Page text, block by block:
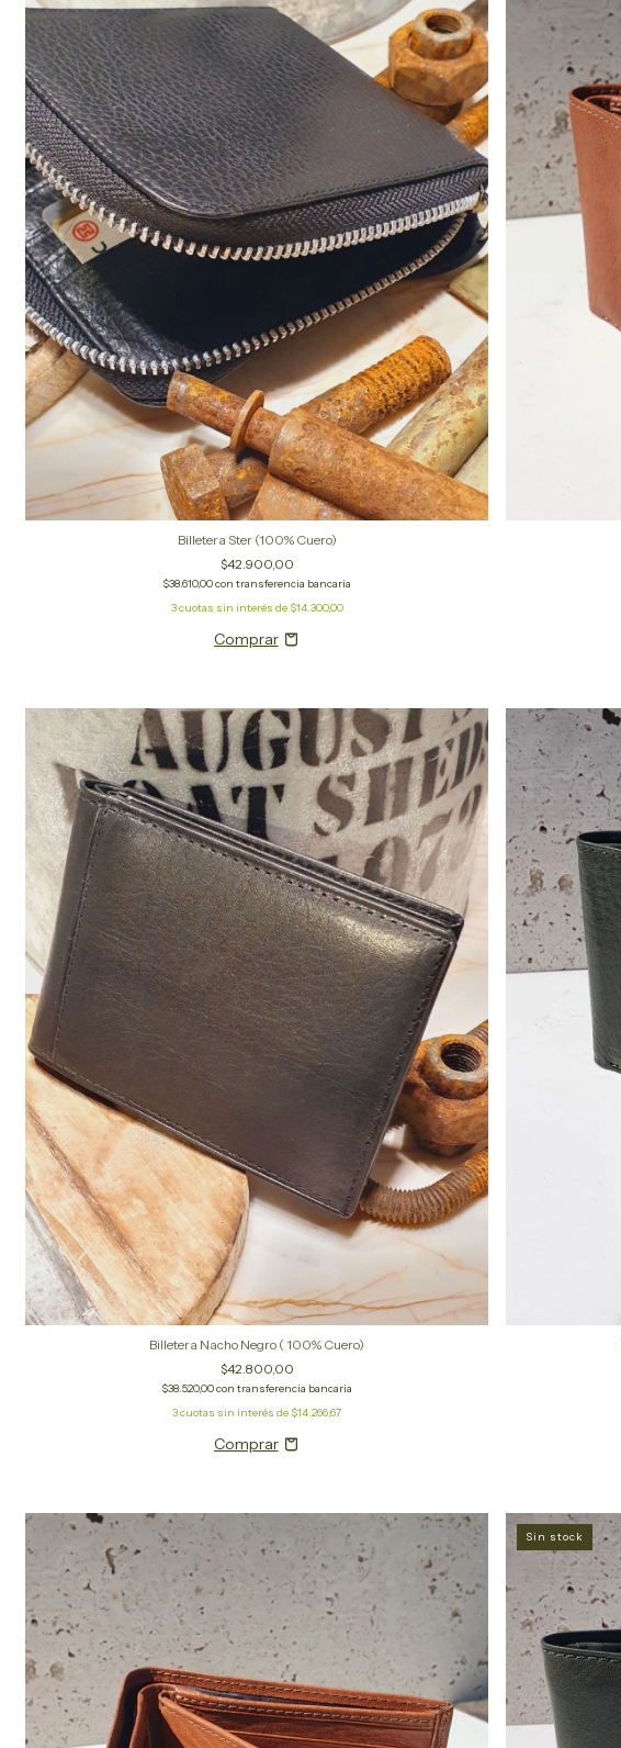
Billetera Ster (100% Cuero)
$42.900,00
$38.610,00con transferencia bancaria
3cuotas sin interés de $14.300,00
Billetera Nacho Negro ( 100% Cuero)
$42.800,00
$38.520,00con transferencia bancaria
3cuotas sin interés de $14.266,67
Sin stock